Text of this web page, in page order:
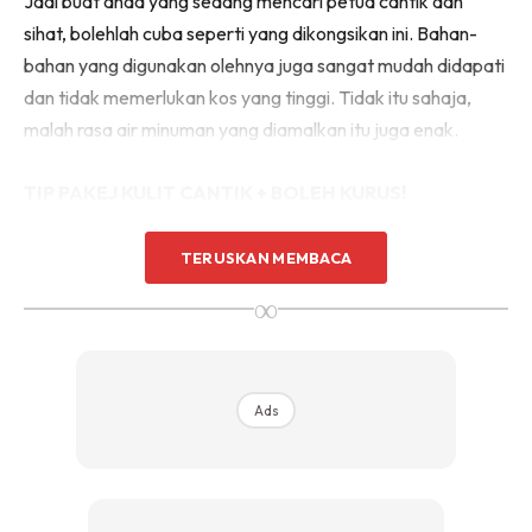
sihat, bolehlah cuba seperti yang dikongsikan ini. Bahan-
bahan yang digunakan olehnya juga sangat mudah didapati
dan tidak memerlukan kos yang tinggi. Tidak itu sahaja,
malah rasa air minuman yang diamalkan itu juga enak.
TERUSKAN MEMBACA
∞
Ads